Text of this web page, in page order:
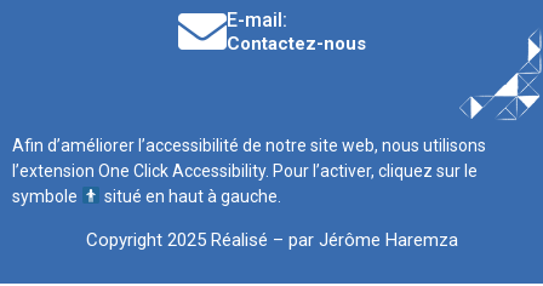
E-mail:
Contactez-nous
Afin d’améliorer l’accessibilité de notre site web, nous utilisons
l’extension One Click Accessibility. Pour l’activer, cliquez sur le
symbole
situé en haut à gauche.
Copyright 2025 Réalisé – par Jérôme Haremza